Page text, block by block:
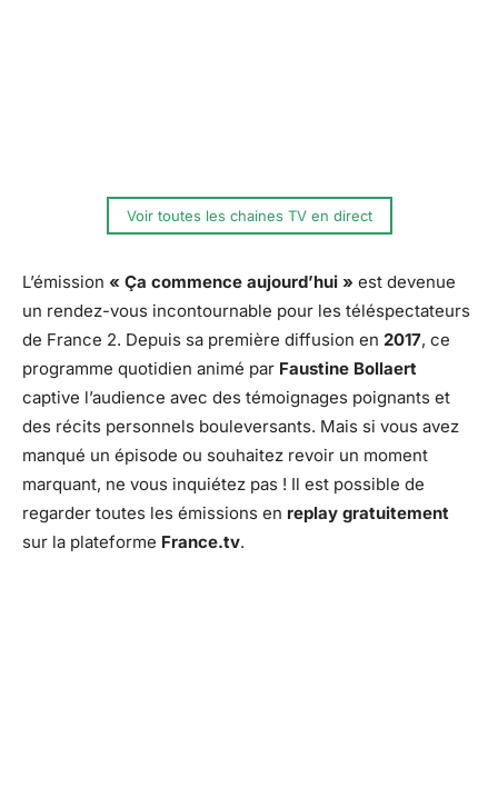
Voir toutes les chaines TV en direct
L’émission « Ça commence aujourd’hui » est devenue
un rendez-vous incontournable pour les téléspectateurs
de France 2. Depuis sa première diffusion en 2017, ce
programme quotidien animé par Faustine Bollaert
captive l’audience avec des témoignages poignants et
des récits personnels bouleversants. Mais si vous avez
manqué un épisode ou souhaitez revoir un moment
marquant, ne vous inquiétez pas ! Il est possible de
regarder toutes les émissions en replay gratuitement
sur la plateforme France.tv.